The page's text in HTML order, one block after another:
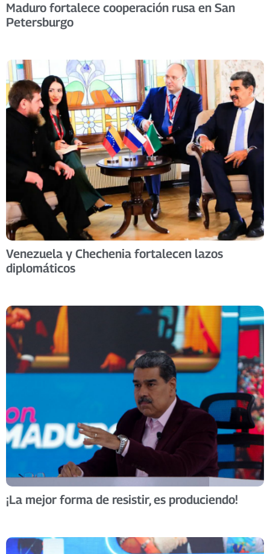
Maduro fortalece cooperación rusa en San
Petersburgo
Venezuela y Chechenia fortalecen lazos
diplomáticos
¡La mejor forma de resistir, es produciendo!